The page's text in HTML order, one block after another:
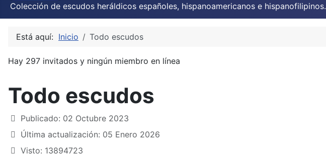
Colección de escudos heráldicos españoles, hispanoamericanos e hispanofilipinos.
Está aquí: Inicio Todo escudos
Hay 297 invitados y ningún miembro en línea
Todo escudos
Publicado: 02 Octubre 2023
Última actualización: 05 Enero 2026
Visto: 13894723